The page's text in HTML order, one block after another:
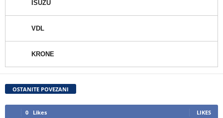
OSTANITE POVEZANI
0 Likes LIKES